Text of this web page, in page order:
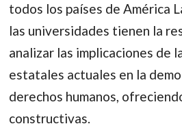
todos los países de América
las universidades tienen la
analizar las implicaciones de
estatales actuales en la
derechos humanos,
constructivas.